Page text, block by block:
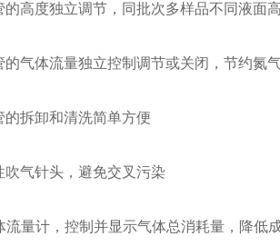
的高度独立调节，同批次多样品不同液面
的气体流量独立控制调节或关闭，节约氮
的拆卸和清洗简单方便
吹气针头，避免交叉污染
流量计，控制并显示气体总消耗量，降低